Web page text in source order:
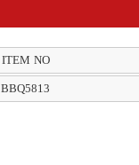
ITEM NO
BBQ5813